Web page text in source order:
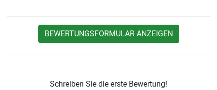
BEWERTUNGSFORMULAR ANZEIGEN
Schreiben Sie die erste Bewertung!